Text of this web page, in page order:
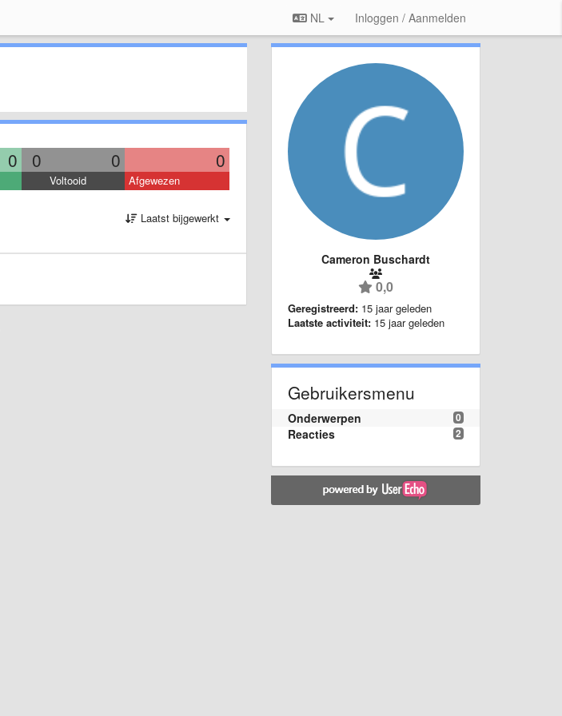
NL Inloggen / Aanmelden
0 0 0 0
Voltooid Afgewezen
Laatst bijgewerkt
Cameron Buschardt
0,0
Geregistreerd: 15 jaar geleden
Laatste activiteit: 15 jaar geleden
Gebruikersmenu
0
Onderwerpen
2
Reacties